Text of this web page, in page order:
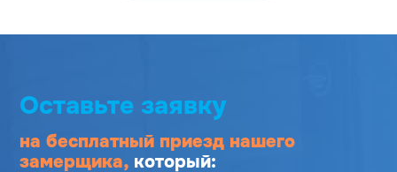
Оставьте заявку
на бесплатный приезд нашего
замерщика, который: